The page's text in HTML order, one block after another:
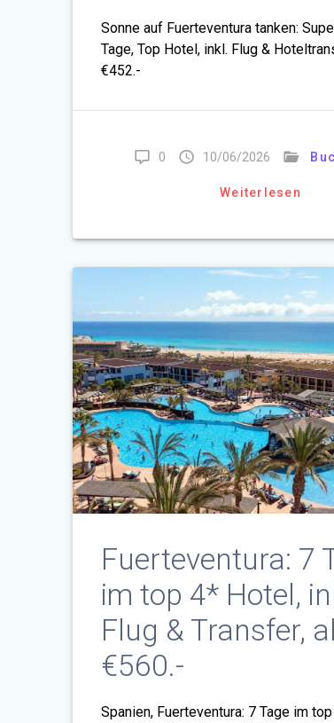
Sonne auf Fuerteventura tanken:
Tage, Top Hotel, inkl. Flug &
€452.-
0 10/06/2026
Weiterlesen
Fuerteventura: 7
im top 4* Hotel,
Flug & Transfer,
€560.-
Spanien, Fuerteventura: 7 Tage im